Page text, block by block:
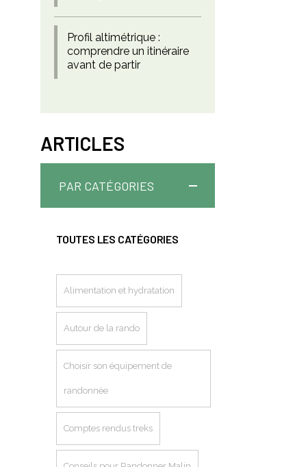
Profil altimétrique :
comprendre un itinéraire
avant de partir
ARTICLES
PAR CATÉGORIES
TOUTES LES CATÉGORIES
Alimentation et hydratation
Autour de la rando
Choisir son équipement de
randonnée
Comptes rendus treks